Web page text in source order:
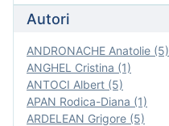
Autori
ANDRONACHE Anatolie (5)
ANGHEL Cristina (1)
ANTOCI Albert (5)
APAN Rodica-Diana (1)
ARDELEAN Grigore (5)